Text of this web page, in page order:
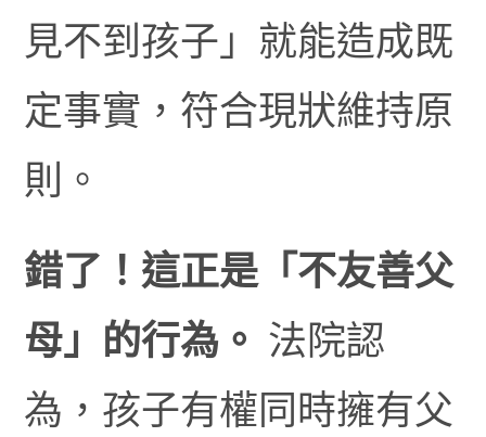
見不到孩子」就能造成既
定事實，符合現狀維持原
則。
錯了！這正是「不友善父
母」的行為。 法院認
為，孩子有權同時擁有父